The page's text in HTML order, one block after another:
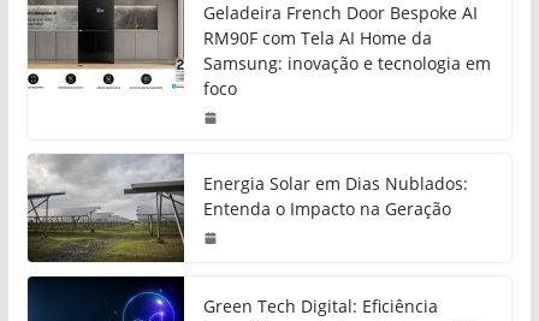
Geladeira French Door Bespoke AI
RM90F com Tela AI Home da
Samsung: inovação e tecnologia em
foco
Energia Solar em Dias Nublados:
Entenda o Impacto na Geração
Green Tech Digital: Eficiência